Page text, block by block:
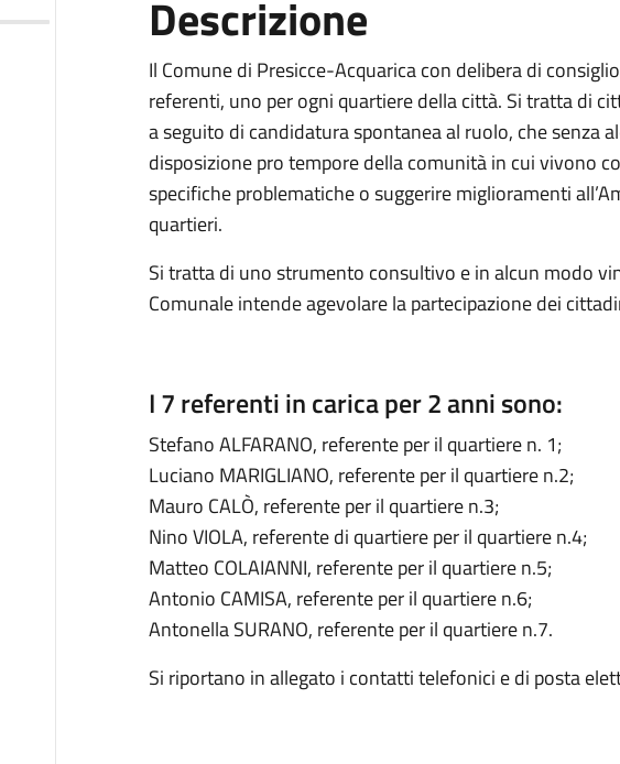
Descrizione
Il Comune di Presicce-Acquarica con delibera di
referenti, uno per ogni quartiere della città. Si tratta di
a seguito di candidatura spontanea al ruolo, che senza
disposizione pro tempore della comunità in cui vivono
specifiche problematiche o suggerire miglioramenti
quartieri.
Si tratta di uno strumento consultivo e in alcun modo
Comunale intende agevolare la partecipazione dei
I 7 referenti in carica per 2 anni sono:
⁠Stefano ALFARANO, referente per il quartiere n. 1;
Luciano MARIGLIANO, referente per il quartiere n.2;
⁠Mauro CALÒ, referente per il quartiere n.3;
⁠Nino VIOLA, referente di quartiere per il quartiere n.4;
⁠Matteo COLAIANNI, referente per il quartiere n.5;
Antonio CAMISA, referente per il quartiere n.6;
Antonella SURANO, referente per il quartiere n.7.
Si riportano in allegato i contatti telefonici e di posta